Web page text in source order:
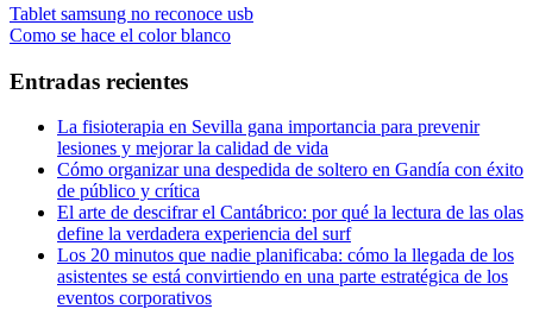
Navegación
de
entradas
Entrada
anterior:
Tablet samsung no reconoce usb
Entrada
Como se hace el color blanco
Entradas recientes
La fisioterapia en Sevilla gana importancia para prevenir
lesiones y mejorar la calidad de vida
Cómo organizar una despedida de soltero en Gandía con éxito
de público y crítica
El arte de descifrar el Cantábrico: por qué la lectura de las olas
define la verdadera experiencia del surf
Los 20 minutos que nadie planificaba: cómo la llegada de los
asistentes se está convirtiendo en una parte estratégica de los
eventos corporativos